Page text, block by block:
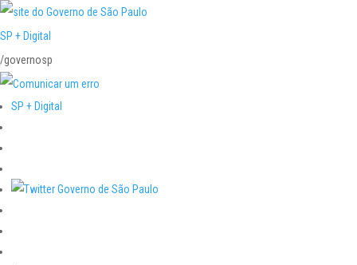
SP + Digital
/governosp
SP + Digital